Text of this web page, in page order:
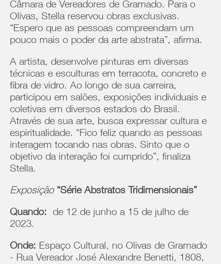
Câmara de Vereadores de Gramado. Para o
Olivas, Stella reservou obras exclusivas.
“Espero que as pessoas compreendam um
pouco mais o poder da arte abstrata”, afirma.
A artista, desenvolve pinturas em diversas
técnicas e esculturas em terracota, concreto e
fibra de vidro. Ao longo de sua carreira,
participou em salões, exposições individuais e
coletivas em diversos estados do Brasil.
Através de sua arte, busca expressar cultura e
espiritualidade. “Fico feliz quando as pessoas
interagem tocando nas obras. Sinto que o
objetivo da interação foi cumprido”, finaliza
Stella.
Exposição “Série Abstratos Tridimensionais”
Quando: de 12 de junho a 15 de julho de
2023.
Onde: Espaço Cultural, no Olivas de Gramado
- Rua Vereador José Alexandre Benetti, 1808,